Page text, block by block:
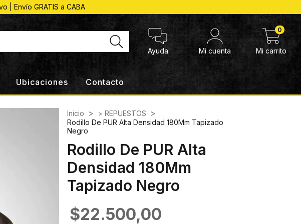
| Envío GRATIS a CABA
Ayuda Mi cuenta Mi carrito
0
Ubicaciones Contacto
Inicio > > REPUESTOS >
Rodillo De PUR Alta Densidad 180Mm Tapizado
Negro
Rodillo De PUR Alta
Densidad 180Mm
Tapizado Negro
$22.500,00